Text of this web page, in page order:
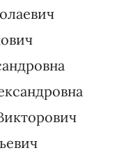
Казимович